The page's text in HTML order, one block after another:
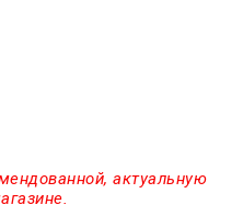
актуальную